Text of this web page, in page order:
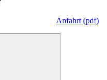
Anfahrt (pdf)